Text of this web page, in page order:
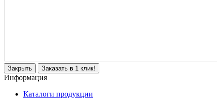
Закрыть Заказать в 1 клик!
Информация
Каталоги продукции